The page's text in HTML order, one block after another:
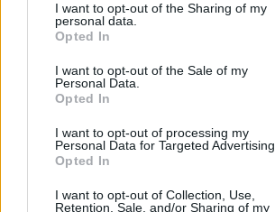
I want to opt-out of the Sharing of my
personal data.
Opted In
I want to opt-out of the Sale of my
Personal Data.
Opted In
I want to opt-out of processing my
Personal Data for Targeted Advertising.
Opted In
I want to opt-out of Collection, Use,
Retention, Sale, and/or Sharing of my